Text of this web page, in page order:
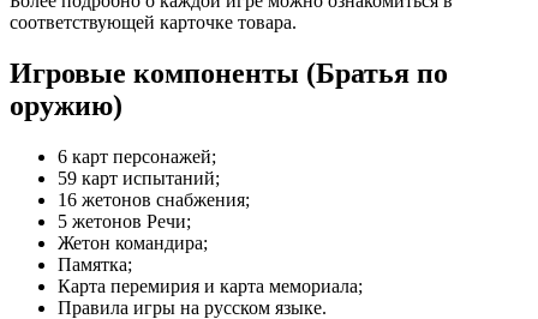
соответствующей карточке товара.
Игровые компоненты (Братья по
оружию)
6 карт персонажей;
59 карт испытаний;
16 жетонов снабжения;
5 жетонов Речи;
Жетон командира;
Памятка;
Карта перемирия и карта мемориала;
Правила игры на русском языке.